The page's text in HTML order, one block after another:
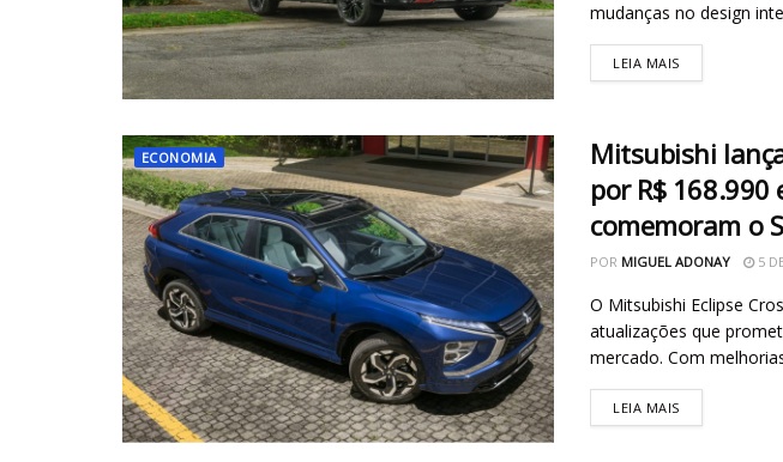
mudanças no design
LEIA MAIS
ECONOMIA
Mitsubishi
por R$ 168.990
comemoram o
POR MIGUEL ADONAY 5
O Mitsubishi Eclipse
atualizações que
mercado. Com
LEIA MAIS